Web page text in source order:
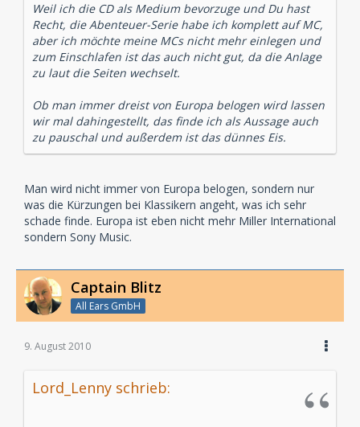
Weil ich die CD als Medium bevorzuge und Du hast
Recht, die Abenteuer-Serie habe ich komplett auf MC,
aber ich möchte meine MCs nicht mehr einlegen und
zum Einschlafen ist das auch nicht gut, da die Anlage
zu laut die Seiten wechselt.
Ob man immer dreist von Europa belogen wird lassen
wir mal dahingestellt, das finde ich als Aussage auch
zu pauschal und außerdem ist das dünnes Eis.
Man wird nicht immer von Europa belogen, sondern nur
was die Kürzungen bei Klassikern angeht, was ich sehr
schade finde. Europa ist eben nicht mehr Miller International
sondern Sony Music.
Captain Blitz
All Ears GmbH
9. August 2010
Lord_Lenny schrieb: